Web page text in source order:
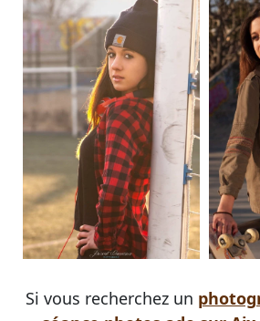
Si vous recherchez un